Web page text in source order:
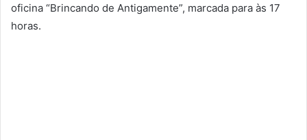
oficina “Brincando de Antigamente”, marcada para às 17
horas.